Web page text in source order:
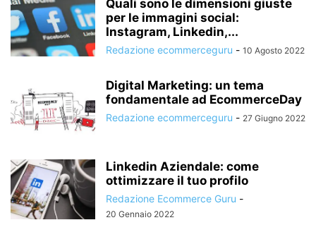
Quali sono le dimensioni giuste
per le immagini social:
Instagram, Linkedin,...
Redazione ecommerceguru - 10 Agosto 2022
Digital Marketing: un tema
fondamentale ad EcommerceDay
Redazione ecommerceguru - 27 Giugno 2022
Linkedin Aziendale: come
ottimizzare il tuo profilo
Redazione Ecommerce Guru -
20 Gennaio 2022